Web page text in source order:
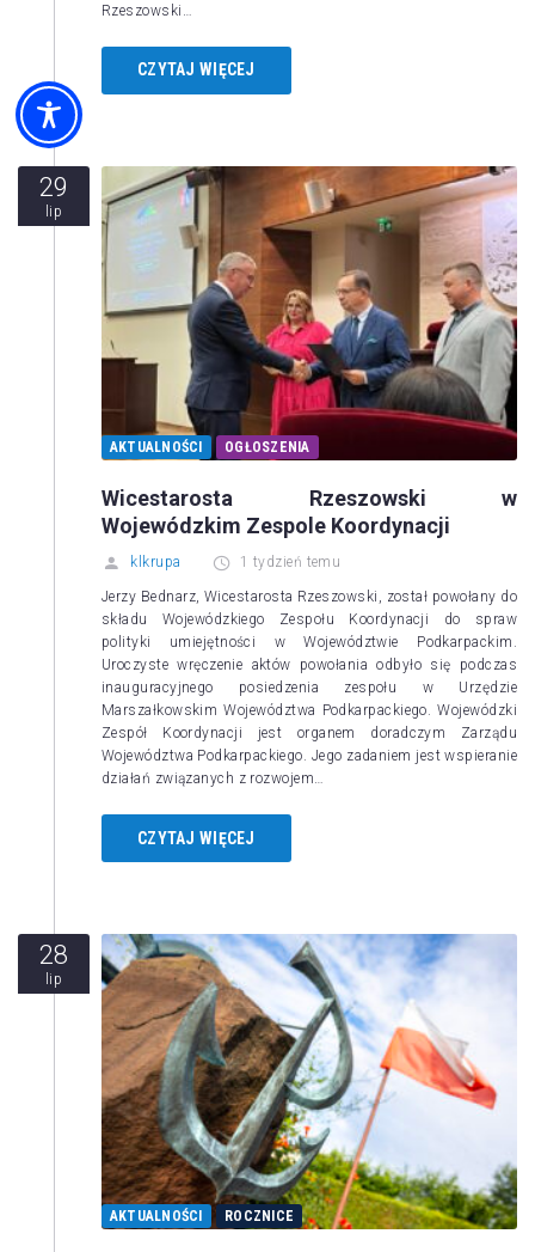
Rzeszowski…
CZYTAJ WIĘCEJ
29
lip
AKTUALNOŚCI OGŁOSZENIA
Wicestarosta Rzeszowski w
Wojewódzkim Zespole Koordynacji
klkrupa 1 tydzień temu
Jerzy Bednarz, Wicestarosta Rzeszowski, został powołany do
składu Wojewódzkiego Zespołu Koordynacji do spraw
polityki umiejętności w Województwie Podkarpackim.
Uroczyste wręczenie aktów powołania odbyło się podczas
inauguracyjnego posiedzenia zespołu w Urzędzie
Marszałkowskim Województwa Podkarpackiego. Wojewódzki
Zespół Koordynacji jest organem doradczym Zarządu
Województwa Podkarpackiego. Jego zadaniem jest wspieranie
działań związanych z rozwojem…
CZYTAJ WIĘCEJ
28
lip
AKTUALNOŚCI ROCZNICE